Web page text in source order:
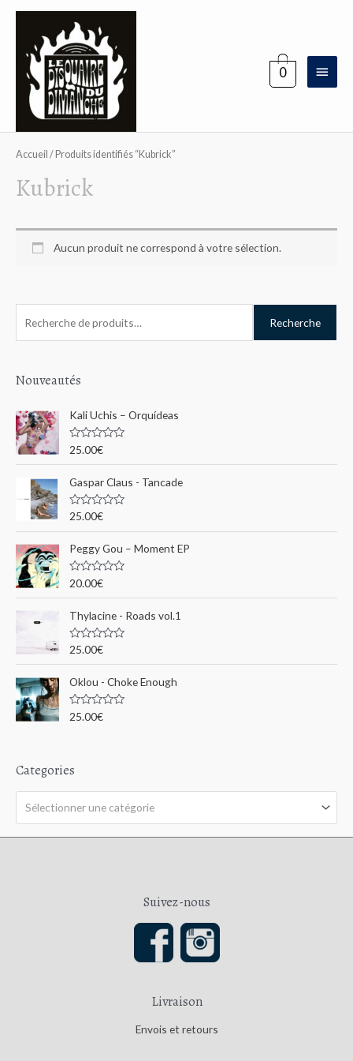
Menu
0
h
r
c
h
u
r
:
Recherche
Nouveautés
Kali Uchis – Orquídeas
N
t
e
0
s
r
5
25.00€
Gaspar Claus - Tancade
N
t
e
0
s
r
5
25.00€
Peggy Gou ‎– Moment EP
N
t
e
0
s
r
5
20.00€
Thylacine - Roads vol.1
N
e
0
s
r
25.00€
Oklou - Choke Enough
N
s
u
25.00€
Categories
Sélectionner une catégorie
Accueil / Produits identifiés “Kubrick”
Kubrick
Aucun produit ne correspond à votre sélection.
Suivez-nous
Livraison
Envois et retours